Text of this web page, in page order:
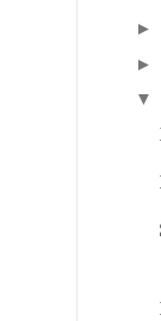
►
►
▼